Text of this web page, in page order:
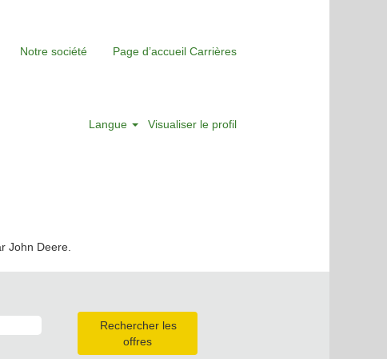
Notre société Page d’accueil Carrières
Langue Visualiser le profil
John Deere.